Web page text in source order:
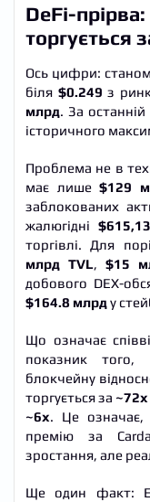
DeFi-
торгується
Ось цифри:
біля $0.249 з
млрд. За
історичного
Проблема не в
має лише$129
заблокованих
жалюгідні
торгівлі. Для
млрд TVL, $15
добового DEX-
$164.8 млрду
Що означає
показник того,
блокчейну
торгується за ~72x
~6x. Це означає,
премію за
зростання, але
Ще один факт: